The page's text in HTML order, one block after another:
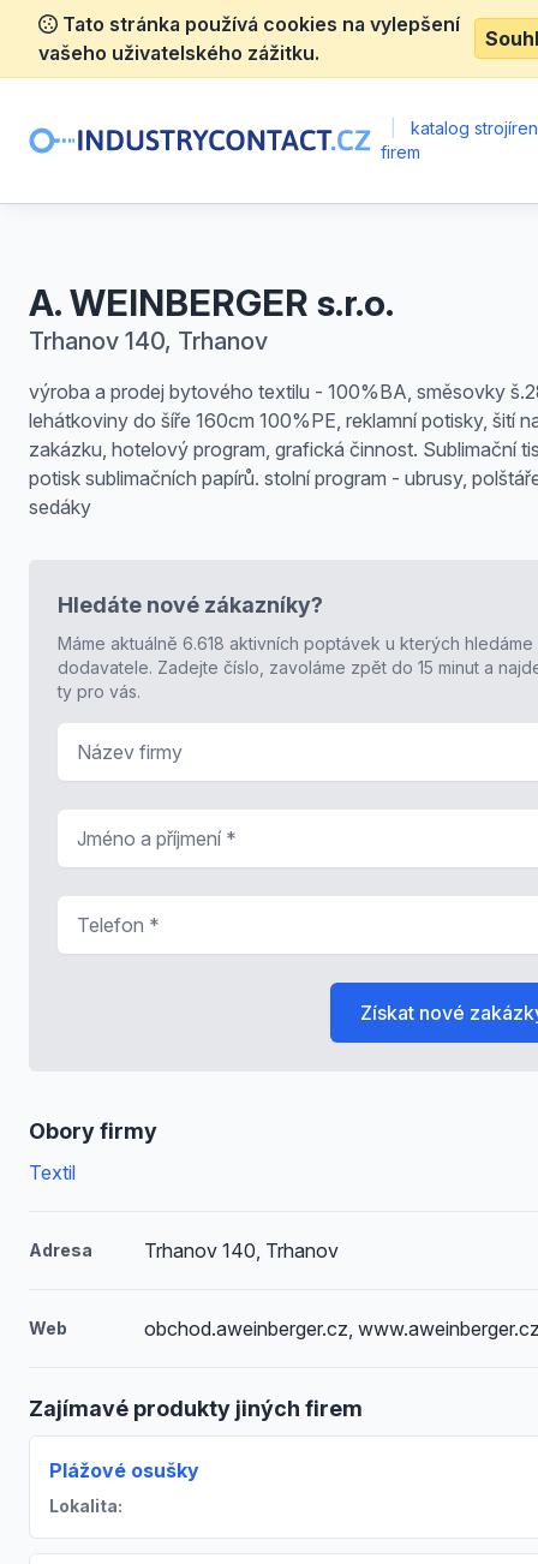
Tato stránka používá cookies na vylepšení
vašeho uživatelského zážitku.
katalog
firem
A. WEINBERGER s.r.o.
Trhanov 140, Trhanov
výroba a prodej bytového textilu - 100%BA, směsovky
lehátkoviny do šíře 160cm 100%PE, reklamní potisky, šití
zakázku, hotelový program, grafická činnost. Sublimační
potisk sublimačních papírů. stolní program - ubrusy,
sedáky
Obory firmy
Textil
Adresa Trhanov 140, Trhanov
Web obchod.aweinberger.cz,
Zajímavé produkty jiných firem
Plážové osušky
Lokalita:
Hledáte nové zákazníky?
Máme aktuálně 6.618 aktivních poptávek u kterých hledáme
dodavatele. Zadejte číslo, zavoláme zpět do 15 minut a
ty pro vás.
Získat nové